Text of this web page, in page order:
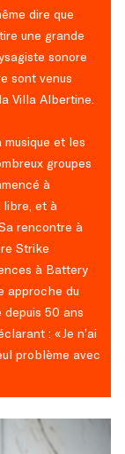
dire que
une grande
sonore
sont venus
Villa Albertine.
et les
groupes
à
libre, et à
rencontre à
Strike
à Battery
approche du
50 ans
: « Je n’ai
problème avec